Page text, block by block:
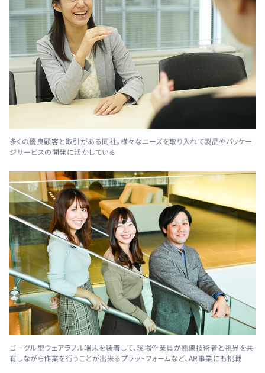
多くの優良顧客と取引がある同社。様々なニーズを取り入れて製品やパッケー
ジサービスの開発に活かしている
ゴーグル型ウェアラブル端末を装着して、現場作業員が熟練技術者と視界を共
有しながら作業を行うことが出来るプラットフォームなど、AR事業にも挑戦